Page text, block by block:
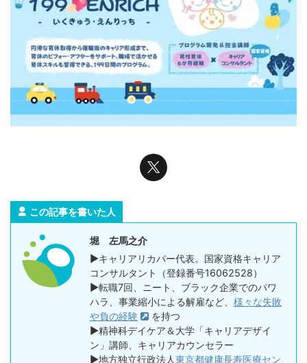
この記事を書いた人
堀 左馬之介
▶キャリアリカバー代表。国家資格キャリア
コンサルタント（登録番号16062528）
▶転職7回、ニート、ブラック企業でのパワ
ハラ、事業縮小による解雇など、 様々な失敗
や負の経験
を持つ
▶精神科デイケア＆大学「キャリアデザイ
ン」講師、キャリアカウンセラー
▶地方独立行政法人東京都健康長寿医療セン